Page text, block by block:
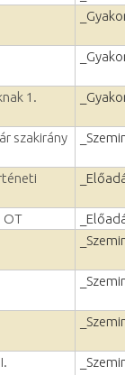
1.
szakirány
OT